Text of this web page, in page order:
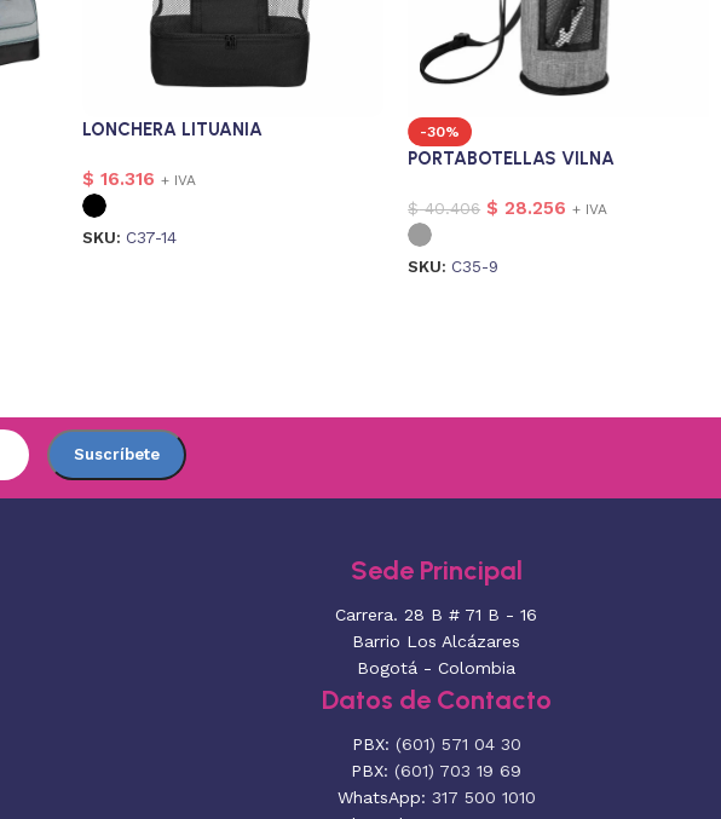
LONCHERA LITUANIA
$ 16.316 + IVA
SKU: C37-14
-30%
PORTABOTELLAS VILNA
$40.406 $ 28.256 + IVA
SKU: C35-9
Sede Principal
Carrera. 28 B # 71 B - 16
Barrio Los Alcázares
Bogotá - Colombia
Datos de Contacto
PBX: (601) 571 04 30
PBX: (601) 703 19 69
WhatsApp: 317 500 1010